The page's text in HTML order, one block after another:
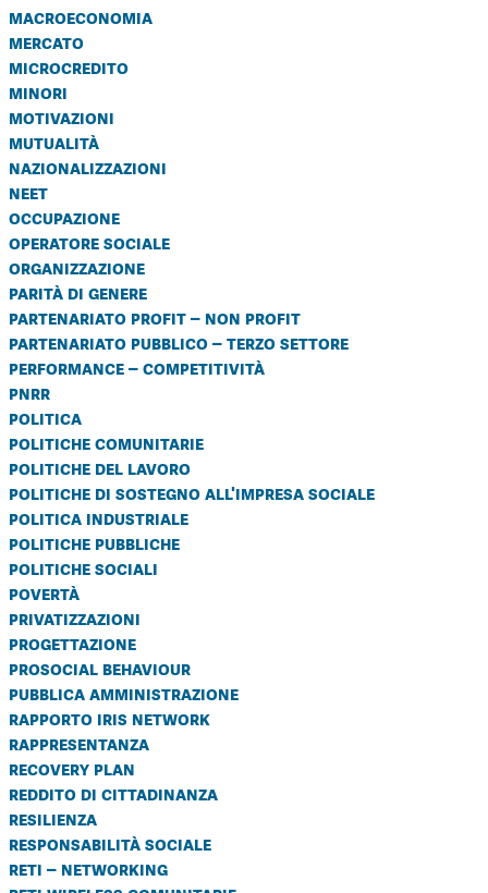
macroeconomia
mercato
microcredito
minori
motivazioni
mutualità
nazionalizzazioni
neet
occupazione
operatore sociale
organizzazione
parità di genere
partenariato profit – non profit
partenariato pubblico – terzo settore
performance – competitività
pnrr
politica
politiche comunitarie
politiche del lavoro
politiche di sostegno all'impresa sociale
politica industriale
politiche pubbliche
politiche sociali
povertà
privatizzazioni
progettazione
prosocial behaviour
pubblica amministrazione
rapporto iris network
rappresentanza
recovery plan
reddito di cittadinanza
resilienza
responsabilità sociale
reti – networking